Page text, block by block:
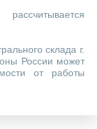
склада г.
России может
от работы